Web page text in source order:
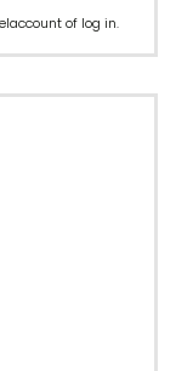
of log in.